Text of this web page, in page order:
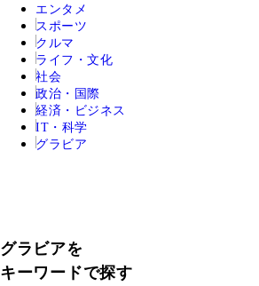
エンタメ
スポーツ
クルマ
ライフ・文化
社会
政治・国際
経済・ビジネス
IT・科学
グラビア
グラビアを
キーワードで探す